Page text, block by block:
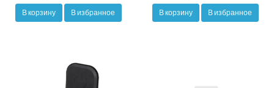
В корзину В избранное В корзину В избранное